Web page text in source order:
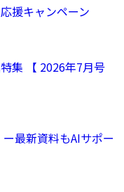
援キャンペーン
集 【 2026年7月号
最新資料もAIサポー